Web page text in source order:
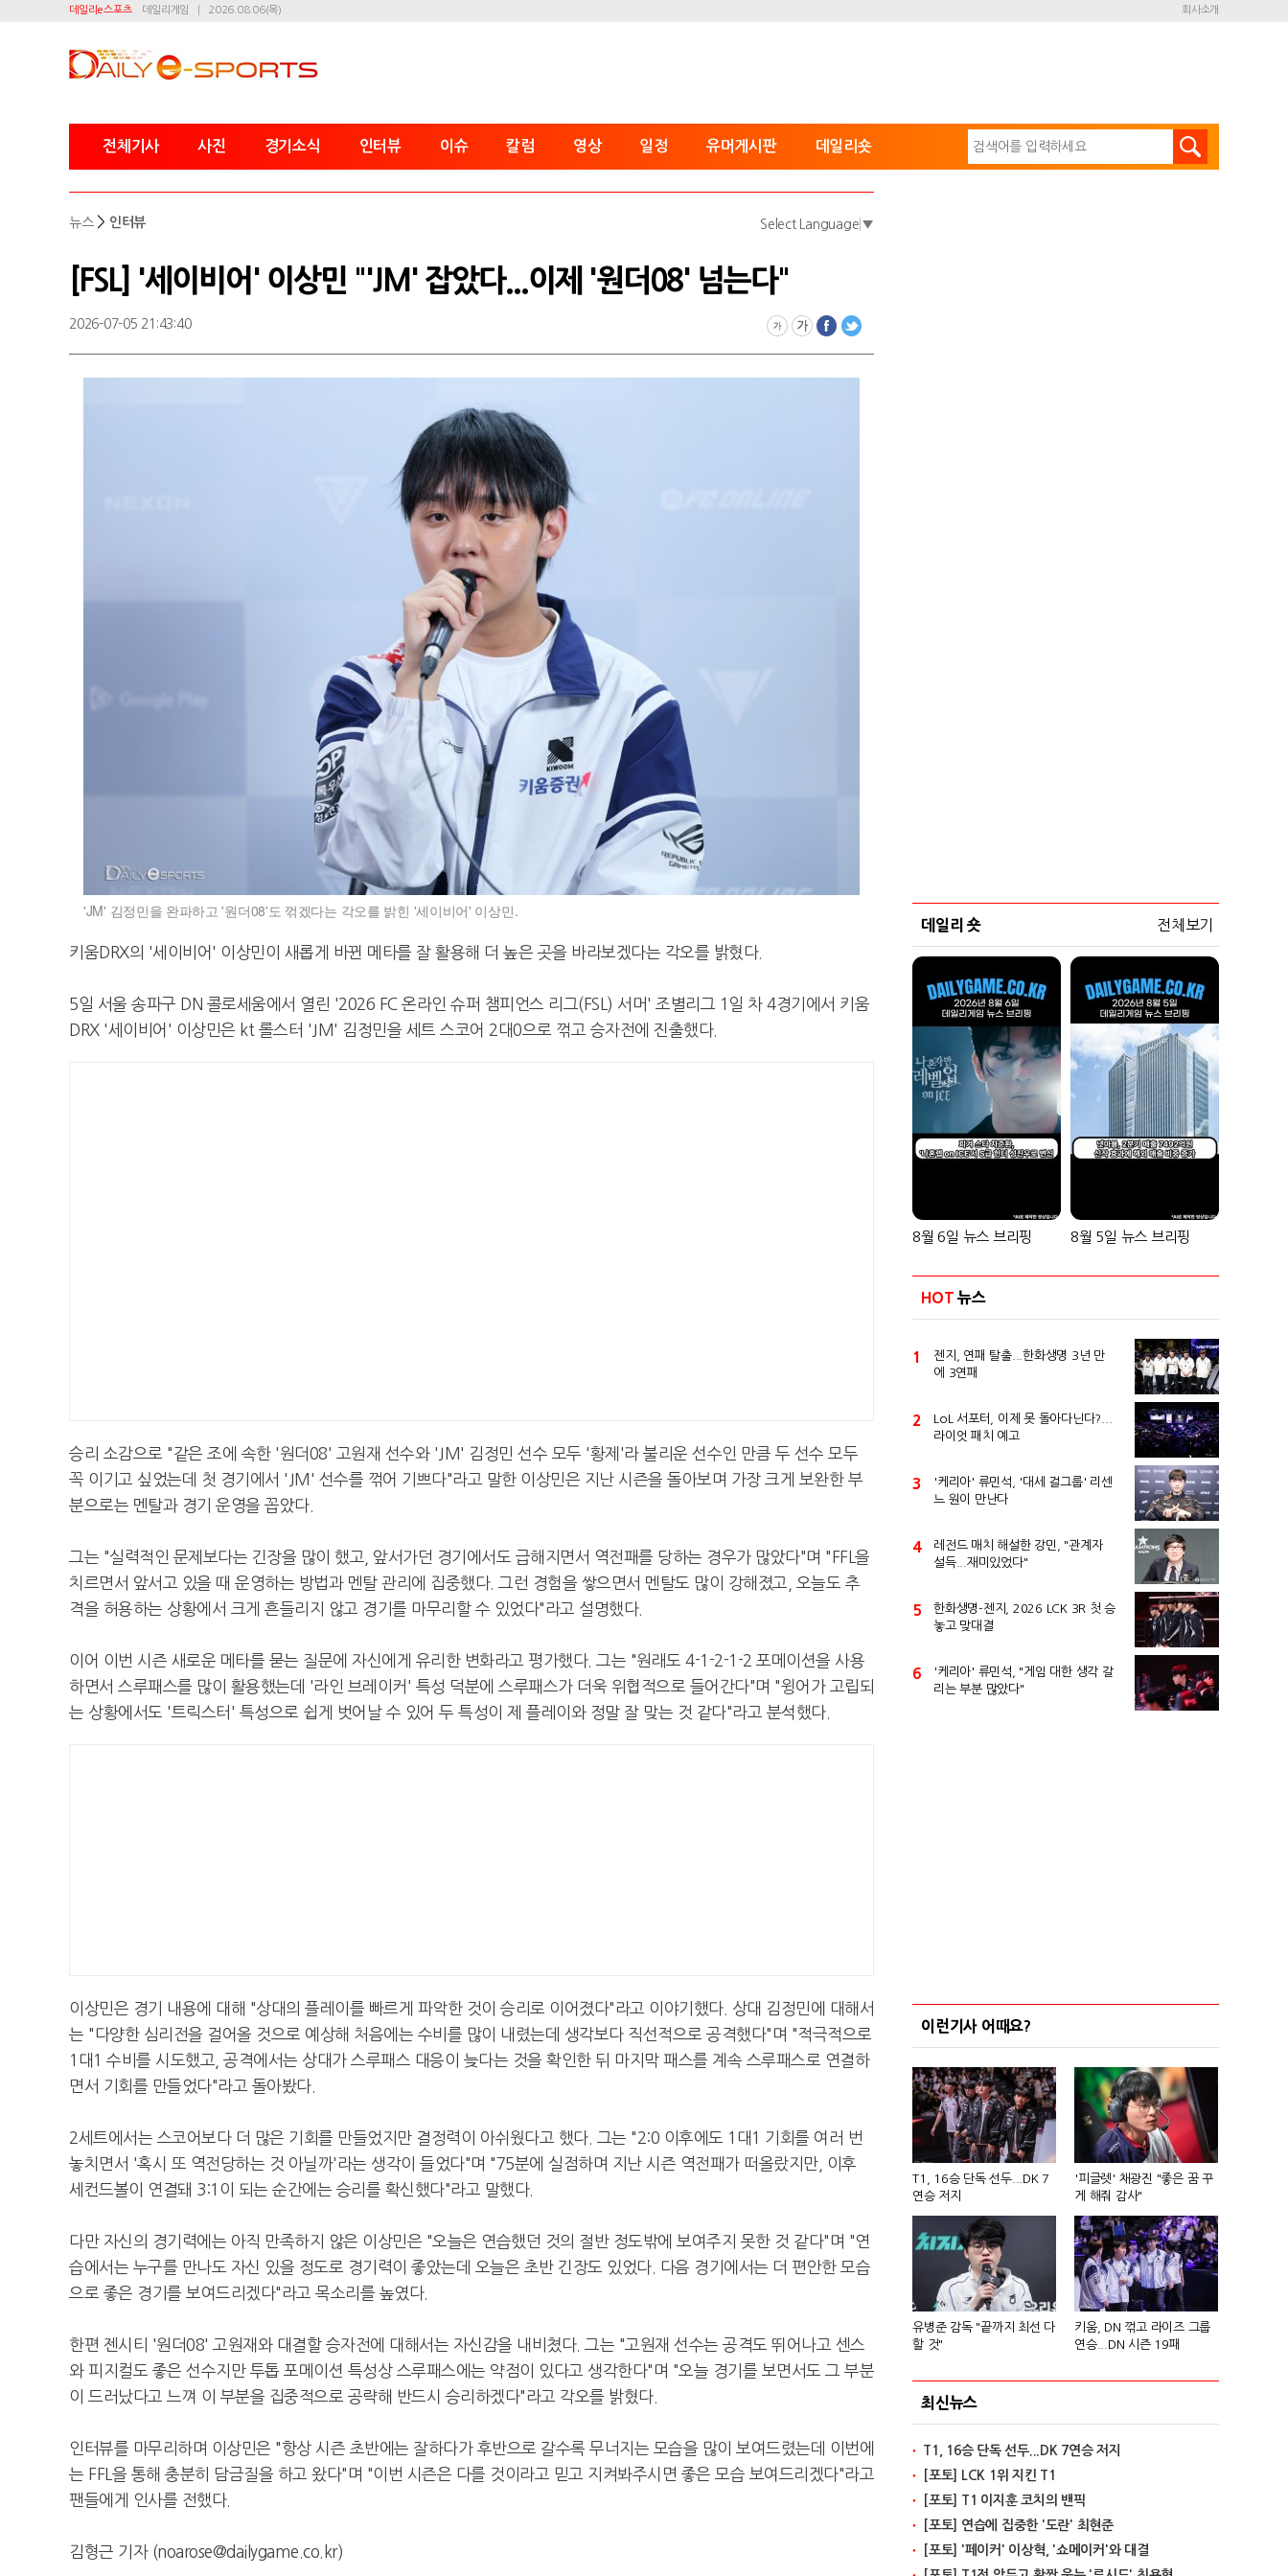
데일리e스포츠 데일리게임 2026.08.06(목) 회사소개
전체기사 사진 경기소식 인터뷰 이슈 칼럼 영상 일정 유머게시판 데일리숏
뉴스 > 인터뷰 Select Language ▼
[FSL] '세이비어' 이상민 "'JM' 잡았다...이제 '원더08' 넘는다"
2026-07-05 21:43:40
'JM' 김정민을 완파하고 '원더08'도 꺾겠다는 각오를 밝힌 '세이비어' 이상민.
키움DRX의 '세이비어' 이상민이 새롭게 바뀐 메타를 잘 활용해 더 높은 곳을 바라보겠다는 각오를 밝혔다.
5일 서울 송파구 DN 콜로세움에서 열린 '2026 FC 온라인 슈퍼 챔피언스 리그(FSL) 서머' 조별리그 1일 차 4경기에서 키움
DRX '세이비어' 이상민은 kt 롤스터 'JM' 김정민을 세트 스코어 2대0으로 꺾고 승자전에 진출했다.
승리 소감으로 "같은 조에 속한 '원더08' 고원재 선수와 'JM' 김정민 선수 모두 '황제'라 불리운 선수인 만큼 두 선수 모두
꼭 이기고 싶었는데 첫 경기에서 'JM' 선수를 꺾어 기쁘다"라고 말한 이상민은 지난 시즌을 돌아보며 가장 크게 보완한 부
분으로는 멘탈과 경기 운영을 꼽았다.
그는 "실력적인 문제보다는 긴장을 많이 했고, 앞서가던 경기에서도 급해지면서 역전패를 당하는 경우가 많았다"며 "FFL을
치르면서 앞서고 있을 때 운영하는 방법과 멘탈 관리에 집중했다. 그런 경험을 쌓으면서 멘탈도 많이 강해졌고, 오늘도 추
격을 허용하는 상황에서 크게 흔들리지 않고 경기를 마무리할 수 있었다"라고 설명했다.
이어 이번 시즌 새로운 메타를 묻는 질문에 자신에게 유리한 변화라고 평가했다. 그는 "원래도 4-1-2-1-2 포메이션을 사용
하면서 스루패스를 많이 활용했는데 '라인 브레이커' 특성 덕분에 스루패스가 더욱 위협적으로 들어간다"며 "윙어가 고립되
는 상황에서도 '트릭스터' 특성으로 쉽게 벗어날 수 있어 두 특성이 제 플레이와 정말 잘 맞는 것 같다"라고 분석했다.
이상민은 경기 내용에 대해 "상대의 플레이를 빠르게 파악한 것이 승리로 이어졌다"라고 이야기했다. 상대 김정민에 대해서
는 "다양한 심리전을 걸어올 것으로 예상해 처음에는 수비를 많이 내렸는데 생각보다 직선적으로 공격했다"며 "적극적으로
1대1 수비를 시도했고, 공격에서는 상대가 스루패스 대응이 늦다는 것을 확인한 뒤 마지막 패스를 계속 스루패스로 연결하
면서 기회를 만들었다"라고 돌아봤다.
2세트에서는 스코어보다 더 많은 기회를 만들었지만 결정력이 아쉬웠다고 했다. 그는 "2:0 이후에도 1대1 기회를 여러 번
놓치면서 '혹시 또 역전당하는 것 아닐까'라는 생각이 들었다"며 "75분에 실점하며 지난 시즌 역전패가 떠올랐지만, 이후
세컨드볼이 연결돼 3:1이 되는 순간에는 승리를 확신했다"라고 말했다.
다만 자신의 경기력에는 아직 만족하지 않은 이상민은 "오늘은 연습했던 것의 절반 정도밖에 보여주지 못한 것 같다"며 "연
습에서는 누구를 만나도 자신 있을 정도로 경기력이 좋았는데 오늘은 초반 긴장도 있었다. 다음 경기에서는 더 편안한 모습
으로 좋은 경기를 보여드리겠다"라고 목소리를 높였다.
한편 젠시티 '원더08' 고원재와 대결할 승자전에 대해서는 자신감을 내비쳤다. 그는 "고원재 선수는 공격도 뛰어나고 센스
와 피지컬도 좋은 선수지만 투톱 포메이션 특성상 스루패스에는 약점이 있다고 생각한다"며 "오늘 경기를 보면서도 그 부분
이 드러났다고 느껴 이 부분을 집중적으로 공략해 반드시 승리하겠다"라고 각오를 밝혔다.
인터뷰를 마무리하며 이상민은 "항상 시즌 초반에는 잘하다가 후반으로 갈수록 무너지는 모습을 많이 보여드렸는데 이번에
는 FFL을 통해 충분히 담금질을 하고 왔다"며 "이번 시즌은 다를 것이라고 믿고 지켜봐주시면 좋은 모습 보여드리겠다"라고
팬들에게 인사를 전했다.
김형근 기자 (noarose@dailygame.co.kr)
데일리 숏 전체보기
8월 6일 뉴스 브리핑 8월 5일 뉴스 브리핑
HOT 뉴스
1
젠지, 연패 탈출...한화생명 3년 만
에 3연패
2
LoL 서포터, 이제 못 돌아다닌다?...
라이엇 패치 예고
3
'케리아' 류민석, '대세 걸그룹' 리센
느 원이 만난다
4
레전드 매치 해설한 강민, "관계자
설득...재미있었다"
5
한화생명-젠지, 2026 LCK 3R 첫 승
놓고 맞대결
6
'케리아' 류민석, "게임 대한 생각 갈
리는 부분 많았다"
이런기사 어때요?
T1, 16승 단독 선두...DK 7
연승 저지
'피글렛' 채광진 "좋은 꿈 꾸
게 해줘 감사"
유병준 감독 "끝까지 최선 다
할 것"
키움, DN 꺾고 라이즈 그룹
연승...DN 시즌 19패
최신뉴스
T1, 16승 단독 선두...DK 7연승 저지
[포토] LCK 1위 지킨 T1
[포토] T1 이지훈 코치의 밴픽
[포토] 연습에 집중한 '도란' 최현준
[포토] '페이커' 이상혁, '쇼메이커'와 대결